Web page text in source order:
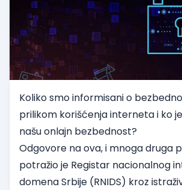
Koliko smo informisani o
prilikom korišćenja interneta i ko
našu onlajn bezbednost?
Odgovore na ova, i mnoga druga
potražio je Registar nacionalnog
domena Srbije (RNIDS) kroz